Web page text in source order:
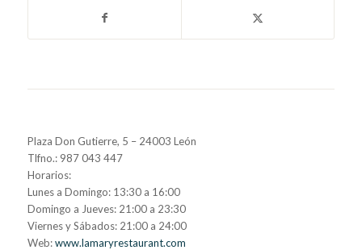
Plaza Don Gutierre, 5 – 24003 León
Tlfno.: 987 043 447
Horarios:
Lunes a Domingo: 13:30 a 16:00
Domingo a Jueves: 21:00 a 23:30
Viernes y Sábados: 21:00 a 24:00
Web:www.lamaryrestaurant.com